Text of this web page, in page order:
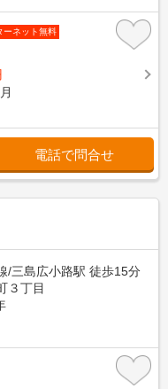
ーネット無料
電話で問合せ
/三島広小路駅 徒歩15分
３丁目